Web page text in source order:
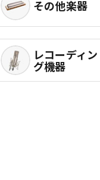
その他楽器
レコーディン
グ機器